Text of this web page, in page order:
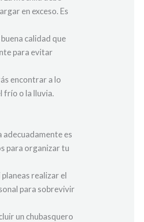
en exceso. Es
calidad que
para evitar
encontrar a lo
frío o la lluvia.
adecuadamente es
para organizar tu
realizar el
para sobrevivir
un chubasquero